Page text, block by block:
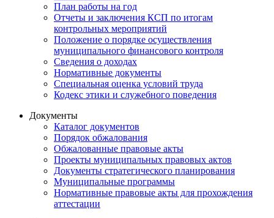
План работы на год
Отчеты и заключения КСП по итогам
контрольных мероприятий
Положение о порядке осуществления
муниципального финансового контроля
Сведения о доходах
Нормативные документы
Специальная оценка условий труда
Кодекс этики и служебного поведения
Документы
Каталог документов
Порядок обжалования
Обжалованные правовые акты
Проекты муниципальных правовых актов
Документы стратегического планирования
Муниципальные программы
Нормативные правовые акты для прохождения
аттестации